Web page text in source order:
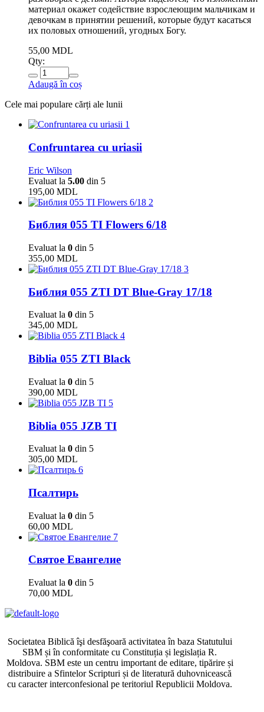
материал окажет содействие взрослеющим мальчикам и
девочкам в принятии решений, которые будут касаться
их половых отношений, угодных Богу.
55,00 MDL
Qty:
Adaugă în coș
Cele mai populare cărți ale lunii
1
Confruntarea cu uriasii
Eric Wilson
Evaluat la 5.00 din 5
195,00 MDL
2
Библия 055 TI Flowers 6/18
Evaluat la 0 din 5
355,00 MDL
3
Библия 055 ZTI DT Blue-Gray 17/18
Evaluat la 0 din 5
345,00 MDL
4
Biblia 055 ZTI Black
Evaluat la 0 din 5
390,00 MDL
5
Biblia 055 JZB TI
Evaluat la 0 din 5
305,00 MDL
6
Псалтирь
Evaluat la 0 din 5
60,00 MDL
7
Святое Евангелие
Evaluat la 0 din 5
70,00 MDL
Societatea Biblică îşi desfăşoară activitatea în baza Statutului
SBM și în conformitate cu Constituția și legislația R.
Moldova. SBM este un centru important de editare, tipărire și
distribuire a Sfintelor Scripturi și de literatură duhovnicească
cu caracter interconfesional pe teritoriul Republicii Moldova.